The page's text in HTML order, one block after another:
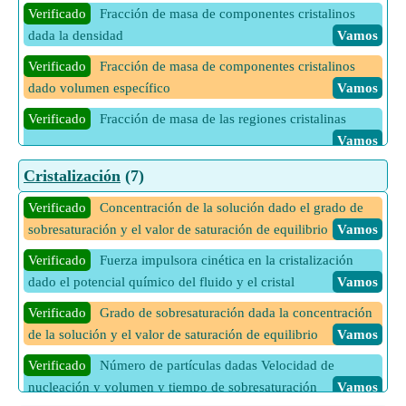
Verificado
Fracción de masa de componentes cristalinos
dada la densidad
Vamos
Verificado
Fracción de masa de componentes cristalinos
dado volumen específico
Vamos
Verificado
Fracción de masa de las regiones cristalinas
Vamos
Verificado
Fracción de volumen de componentes cristalinos
Vamos
Verificado
Fracción de volumen de componentes cristalinos
Verificado Masa total de la muestra Vamos
Verificado
Volumen total de componentes cristalinos dado
Fracción de volumen
Vamos
Verificado Volumen total de muestra
Cristalización (7)
Verificado
Concentración de la solución dado el grado de
sobresaturación y el valor de saturación de equilibrio
Vamos
Verificado
Fuerza impulsora cinética en la cristalización
dado el potencial químico del fluido y el cristal
Vamos
Verificado
Grado de sobresaturación dada la concentración
de la solución y el valor de saturación de equilibrio
Vamos
Verificado
Número de partículas dadas Velocidad de
nucleación y volumen y tiempo de sobresaturación
Vamos